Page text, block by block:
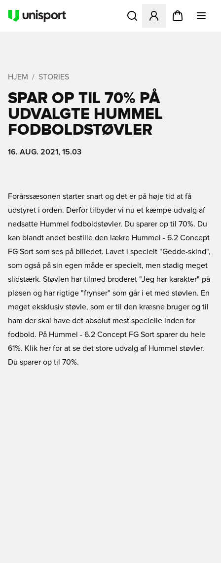
Åbner en Modal til at
HJEM STORIES
SPAR OP TIL 70% PÅ
UDVALGTE HUMMEL
FODBOLDSTØVLER
16. AUG. 2021, 15.03
Forårssæsonen starter snart og det er på høje tid at få
udstyret i orden. Derfor tilbyder vi nu et kæmpe udvalg af
nedsatte Hummel fodboldstøvler. Du sparer op til 70%. Du
kan blandt andet bestille den lækre Hummel - 6.2 Concept
FG Sort som ses på billedet. Lavet i specielt "Gedde-skind",
som også på sin egen måde er specielt, men stadig meget
slidstærk. Støvlen har tilmed broderet "Jeg har karakter" på
pløsen og har rigtige "frynser" som går i et med støvlen. En
meget eksklusiv støvle, som er til den kræsne bruger og til
ham der skal have det absolut mest specielle inden for
fodbold. På Hummel - 6.2 Concept FG Sort sparer du hele
61%. Klik her for at se det store udvalg af Hummel støvler.
Du sparer op til 70%.